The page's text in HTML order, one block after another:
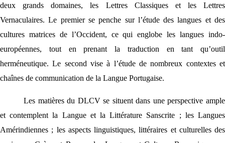
deux grands domaines, les Lettres Classiques et les Lettres
Vernaculaires. Le premier se penche sur l’étude des langues et des
cultures matrices de l’Occident, ce qui englobe les langues indo-
européennes, tout en prenant la traduction en tant qu’outil
herméneutique. Le second vise à l’étude de nombreux contextes et
chaînes de communication de la Langue Portugaise.
Les matières du DLCV se situent dans une perspective ample
et contemplent la Langue et la Littérature Sanscrite ; les Langues
Amérindiennes ; les aspects linguistiques, littéraires et culturelles des